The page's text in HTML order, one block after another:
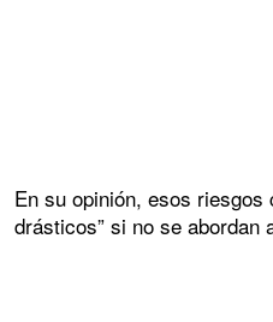
En su opinión, esos riesgos
drásticos” si no se abordan